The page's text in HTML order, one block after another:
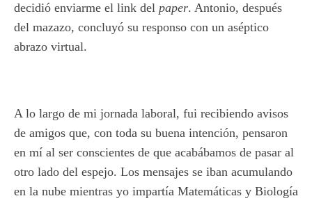
decidió enviarme el link del paper. Antonio, después
del mazazo, concluyó su responso con un aséptico
abrazo virtual.
A lo largo de mi jornada laboral, fui recibiendo avisos
de amigos que, con toda su buena intención, pensaron
en mí al ser conscientes de que acabábamos de pasar al
otro lado del espejo. Los mensajes se iban acumulando
en la nube mientras yo impartía Matemáticas y Biología